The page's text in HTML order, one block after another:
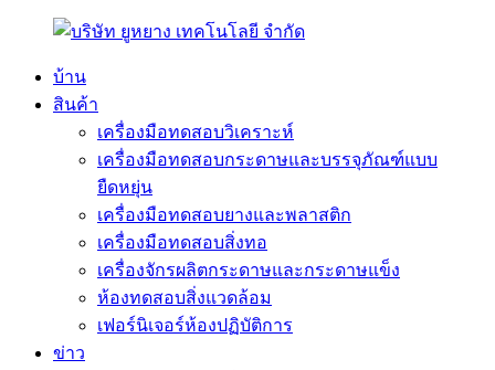
บ้าน
สินค้า
เครื่องมือทดสอบวิเคราะห์
เครื่องมือทดสอบกระดาษและบรรจุภัณฑ์แบบ
ยืดหยุ่น
เครื่องมือทดสอบยางและพลาสติก
เครื่องมือทดสอบสิ่งทอ
เครื่องจักรผลิตกระดาษและกระดาษแข็ง
ห้องทดสอบสิ่งแวดล้อม
เฟอร์นิเจอร์ห้องปฏิบัติการ
ข่าว